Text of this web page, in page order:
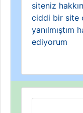
siteniz
ciddi bir site
yanılmıştım
ediyorum